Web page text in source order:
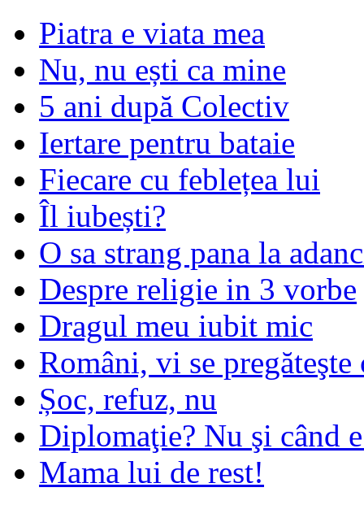
Piatra e viata mea
Nu, nu ești ca mine
5 ani după Colectiv
Iertare pentru bataie
Fiecare cu feblețea lui
Îl iubești?
O sa strang pana la
Despre religie in 3 vorbe
Dragul meu iubit mic
Români, vi se pregăteşte
Șoc, refuz, nu
Diplomaţie? Nu şi când
Mama lui de rest!